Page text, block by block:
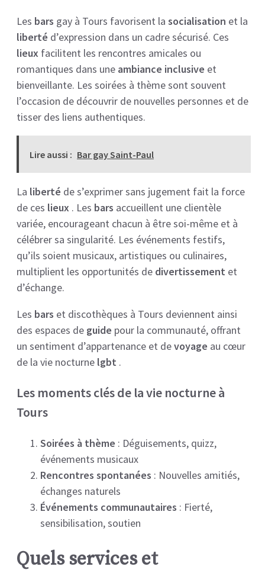
Les bars gay à Tours favorisent la socialisation et la
liberté d’expression dans un cadre sécurisé. Ces
lieux facilitent les rencontres amicales ou
romantiques dans une ambiance inclusive et
bienveillante. Les soirées à thème sont souvent
l’occasion de découvrir de nouvelles personnes et de
tisser des liens authentiques.
Lire aussi : Bar gay Saint-Paul
La liberté de s’exprimer sans jugement fait la force
de ces lieux . Les bars accueillent une clientèle
variée, encourageant chacun à être soi-même et à
célébrer sa singularité. Les événements festifs,
qu’ils soient musicaux, artistiques ou culinaires,
multiplient les opportunités de divertissement et
d’échange.
Les bars et discothèques à Tours deviennent ainsi
des espaces de guide pour la communauté, offrant
un sentiment d’appartenance et devoyage au cœur
de la vie nocturne lgbt .
Les moments clés de la vie nocturne à
Tours
Soirées à thème : Déguisements, quizz,
événements musicaux
Rencontres spontanées : Nouvelles amitiés,
échanges naturels
Événements communautaires : Fierté,
sensibilisation, soutien
Quels services et